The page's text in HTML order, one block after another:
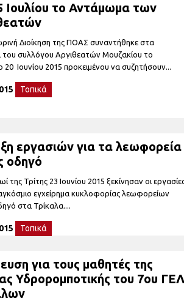
Ιουλίου το Αντάμωμα των
Διοίκηση της ΠΟΑΣ συναντήθηκε στα
του συλλόγου Αργιθεατών Μουζακίου το
Ιουνίου 2015 προκειμένου να συζητήσουν...
Τοπικά
εργασιών για τα λεωφορεία
οδηγό
της Τρίτης 23 Ιουνίου 2015 ξεκίνησαν οι
εγχείρημα κυκλοφορίας λεωφορείων
στα Τρίκαλα....
Τοπικά
για τους μαθητές της
Υδρορομποτικής του 7ου